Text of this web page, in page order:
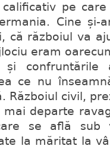
pe
Cine și-
că războiul va
eram
și confruntările
ce nu
Războiul civil,
departe
se află sub
la măritat la